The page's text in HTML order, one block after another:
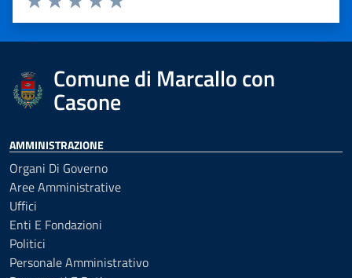
Valuta 5 stelle su 5
Valuta 4 stelle su 5
Valuta 3 stelle su 5
Valuta 2 stelle su 5
Valuta 1 stelle su 5
Comune di Marcallo con
Casone
AMMINISTRAZIONE
Organi Di Governo
Aree Amministrative
Uffici
Enti E Fondazioni
Politici
Personale Amministrativo